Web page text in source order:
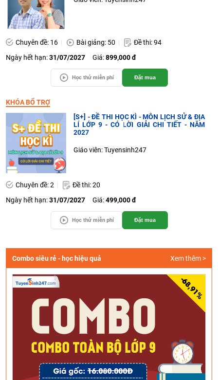
Chuyên đề: 16 Bài giảng: 50
Đề thi: 94
Ngày hết hạn:31/07/2027 Giá:899,000 đ
Học thử miễn phí Đặt mua
KHÓA BỔ TRỢ
[S+] - ĐỀ THI HỌC KÌ - MÔN LỊCH SỬ & ĐỊA
LÍ LỚP 9 - CÓ LỜI GIẢI CHI TIẾT - NĂM
2027
Giáo viên: Tuyensinh247
Chuyên đề: 2
Đề thi: 20
Ngày hết hạn:31/07/2027 Giá:499,000 đ
Học thử miễn phí Đặt mua
Combo siêu rẻ - học hiệu quả Xem thêm >